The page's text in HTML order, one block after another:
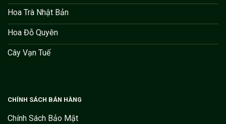
Hoa Trà Nhật Bản
Hoa Đỗ Quyên
Cây Vạn Tuế
CHÍNH SÁCH BÁN HÀNG
Chính Sách Bảo Mật